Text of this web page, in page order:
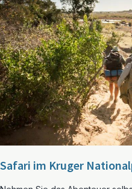
Safari im Kruger